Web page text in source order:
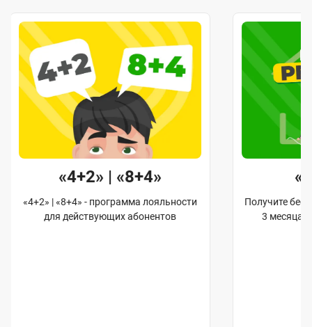
«4+2» | «8+4»
«4+2» | «8+4» - программа лояльности
для действующих абонентов
Получите
3 месяца